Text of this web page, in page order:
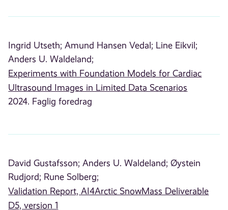
Ingrid Utseth; Amund Hansen Vedal; Line Eikvil;
Anders U. Waldeland;
Experiments with Foundation Models for Cardiac
Ultrasound Images in Limited Data Scenarios
2024. Faglig foredrag
David Gustafsson; Anders U. Waldeland; Øystein
Rudjord; Rune Solberg;
Validation Report, AI4Arctic SnowMass Deliverable
D5, version 1